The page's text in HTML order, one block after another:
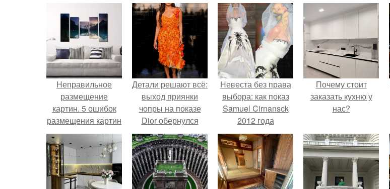
Неправильное
размещение
картин. 5 ошибок
размещения картин
на стенах
Детали решают всё:
выход приянки
чопры на показе
Dior обернулся
шквалом критики
из-за небрежного
пошива.
Невеста без права
выбора: как показ
Samuel Cirnansck
2012 года
превратил подиум
в манифест против
принуждения.
Почему стоит
заказать кухню у
нас?